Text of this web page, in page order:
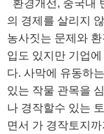
환경개선, 중국내
의 경제를 살리지
농사짓는 문제와
입도 있지만 기업
다. 사막에 유동하
있는 작물 관목을
나 경작할수 있는
면서 가 경작토지